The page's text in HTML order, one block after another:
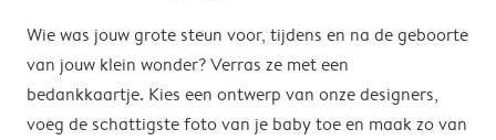
Wie was jouw grote steun voor, tijdens en na de geboorte
van jouw klein wonder? Verras ze met een
bedankkaartje. Kies een ontwerp van onze designers,
voeg de schattigste foto van je baby toe en maak zo van